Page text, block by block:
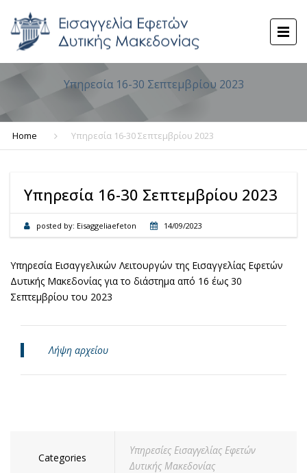
Υπηρεσία 16-30 Σεπτεμβρίου 2023
Home Υπηρεσία 16-30 Σεπτεμβρίου 2023
Υπηρεσία 16-30 Σεπτεμβρίου 2023
posted by: Eisaggeliaefeton 14/09/2023
Υπηρεσία Εισαγγελικών Λειτουργών της Εισαγγελίας Εφετών
Δυτικής Μακεδονίας για το διάστημα από 16 έως 30
Σεπτεμβρίου του 2023
Λήψη αρχείου
Categories
Υπηρεσίες Εισαγγελίας Εφετών
Δυτικής Μακεδονίας